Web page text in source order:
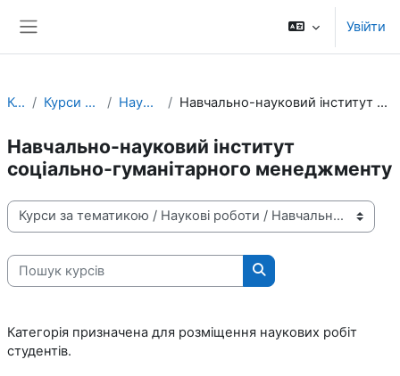
Увійти
Курси Курси за тематикою Наукові роботи Навчально-науковий інститут соціально-гуманітарного менеджменту
Навчально-науковий інститут
соціально-гуманітарного менеджменту
Категорії курсів
Пошук курсів
Пошук курсів
Категорія призначена для розміщення наукових робіт
студентів.